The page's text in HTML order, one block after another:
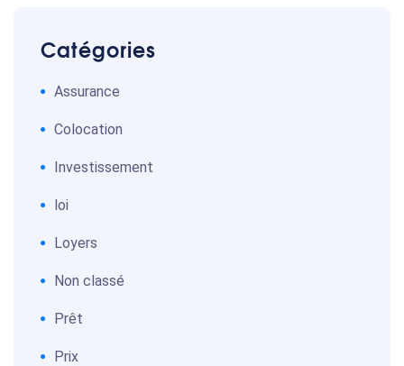
Catégories
Assurance
Colocation
Investissement
loi
Loyers
Non classé
Prêt
Prix